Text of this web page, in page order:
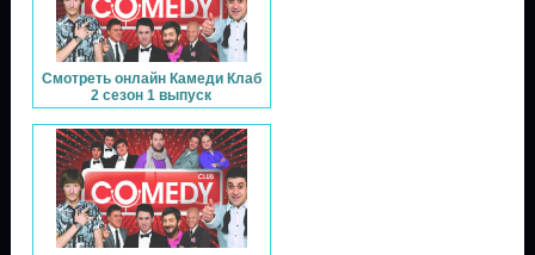
Смотреть онлайн Камеди Клаб
2 сезон 1 выпуск